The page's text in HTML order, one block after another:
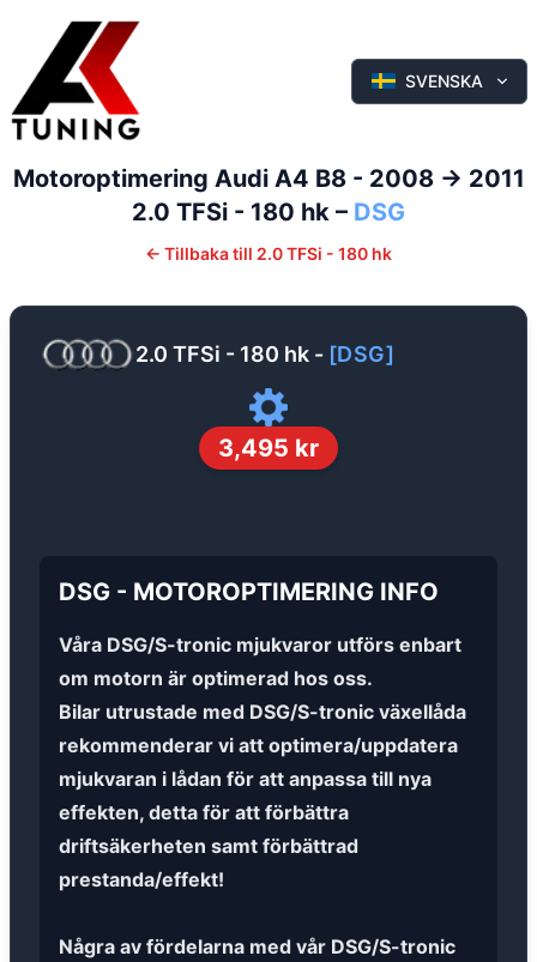
SVENSKA
Motoroptimering Audi A4 B8 - 2008 -> 2011
2.0 TFSi - 180 hk – DSG
← Tillbaka till 2.0 TFSi - 180 hk
2.0 TFSi - 180 hk - [DSG]
3,495 kr
DSG - MOTOROPTIMERING INFO
Våra DSG/S-tronic mjukvaror utförs enbart
om motorn är optimerad hos oss.
Bilar utrustade med DSG/S-tronic växellåda
rekommenderar vi att optimera/uppdatera
mjukvaran i lådan för att anpassa till nya
effekten, detta för att förbättra
driftsäkerheten samt förbättrad
prestanda/effekt!
Några av fördelarna med vår DSG/S-tronic